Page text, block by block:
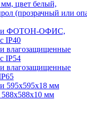
цвет белый,
(прозрачный или
ФОТОН-ОФИС,
IP40
влагозащищенные
IP54
влагозащищенные
595х595х18 мм
588х588х10 мм